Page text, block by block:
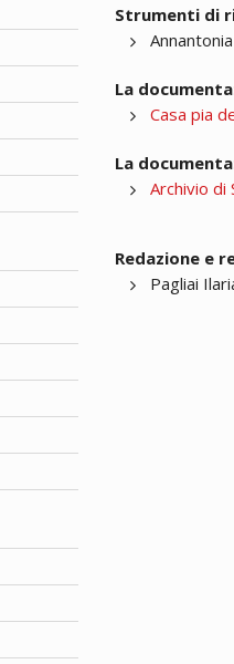
Strumenti di
La
Casa pia
La
Archivio di
Redazione e
Pagliai